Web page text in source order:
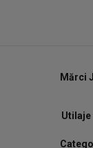
Mărci
Utilaje